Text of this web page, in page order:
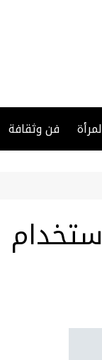
فن وثقافة